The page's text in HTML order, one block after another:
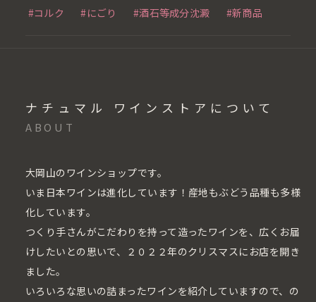
#コルク
#にごり #酒石等成分沈澱 #新商品
ナチュマル ワインストアについて
ABOUT
大岡山のワインショップです。
いま日本ワインは進化しています！産地もぶどう品種も多様
化しています。
つくり手さんがこだわりを持って造ったワインを、広くお届
けしたいとの思いで、２０２２年のクリスマスにお店を開き
ました。
いろいろな思いの詰まったワインを紹介していますので、の